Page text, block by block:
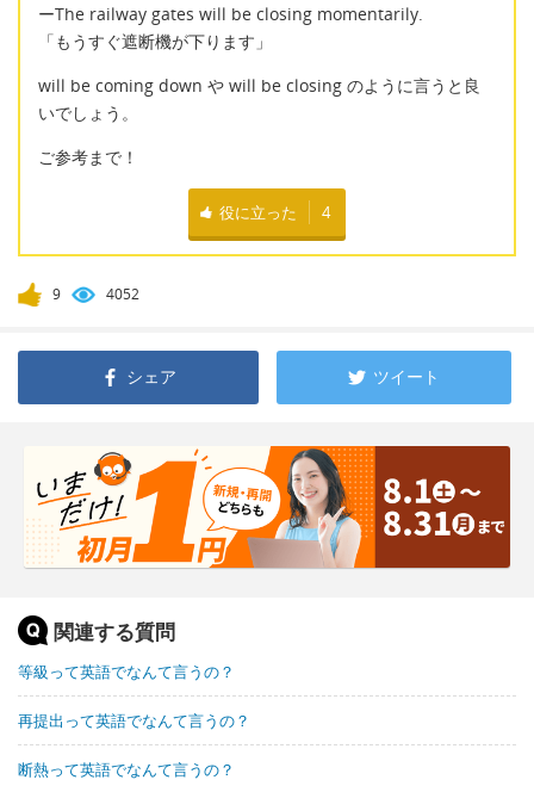
ーThe railway gates will be closing momentarily.
「もうすぐ遮断機が下ります」
will be coming down や will be closing のように言うと良
いでしょう。
ご参考まで！
役に立った 4
9 4052
シェア ツイート
関連する質問
等級って英語でなんて言うの？
再提出って英語でなんて言うの？
断熱って英語でなんて言うの？